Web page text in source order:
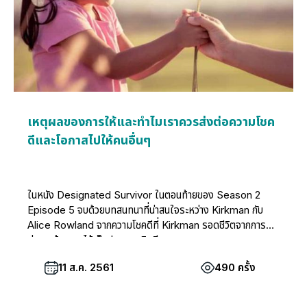
เหตุผลของการให้และทำไมเราควรส่งต่อความโชค
ดีและโอกาสไปให้คนอื่นๆ
ในหนัง Designated Survivor ในตอนท้ายของ Season 2
Episode 5 จบด้วยบทสนทนาที่น่าสนใจระหว่าง Kirkman กับ
Alice Rowland จากความโชคดีที่ Kirkman รอดชีวิตจากการ
ก่อการร้ายและได้เป็นประธานาธิบดี
11 ส.ค. 2561 490 ครั้ง